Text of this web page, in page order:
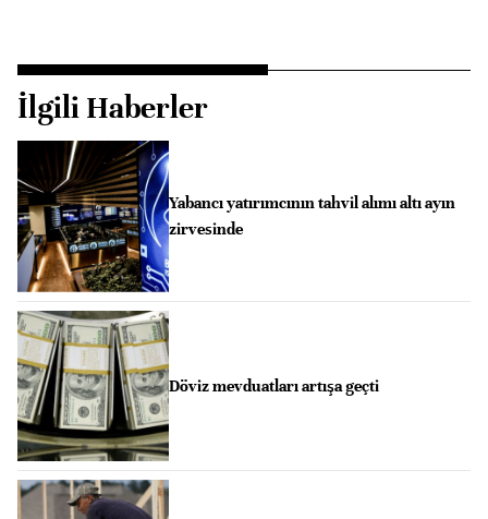
İlgili Haberler
Yabancı yatırımcının tahvil alımı altı ayın
zirvesinde
Döviz mevduatları artışa geçti